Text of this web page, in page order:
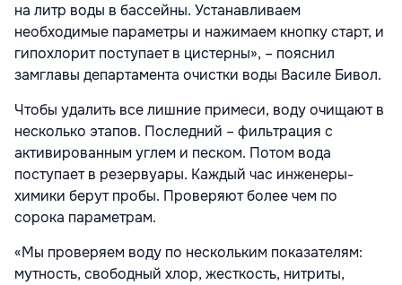
на литр воды в бассейны. Устанавливаем
необходимые параметры и нажимаем кнопку старт, и
гипохлорит поступает в цистерны», – пояснил
замглавы департамента очистки воды Василе Бивол.
Чтобы удалить все лишние примеси, воду очищают в
несколько этапов. Последний – фильтрация с
активированным углем и песком. Потом вода
поступает в резервуары. Каждый час инженеры-
химики берут пробы. Проверяют более чем по
сорока параметрам.
«Мы проверяем воду по нескольким показателям:
мутность, свободный хлор, жесткость, нитриты,